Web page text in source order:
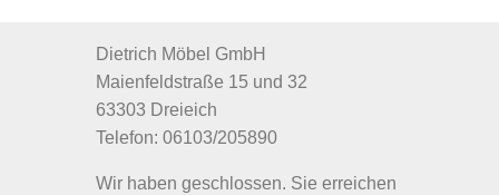
Dietrich Möbel GmbH
Maienfeldstraße 15 und 32
63303 Dreieich
Telefon: 06103/205890
Wir haben geschlossen. Sie erreichen